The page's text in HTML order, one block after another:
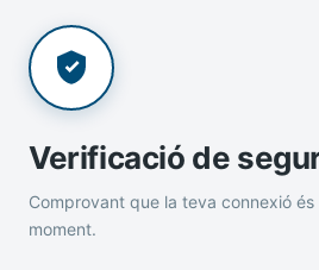
Verificació de
Comprovant que la teva connexió és
moment.